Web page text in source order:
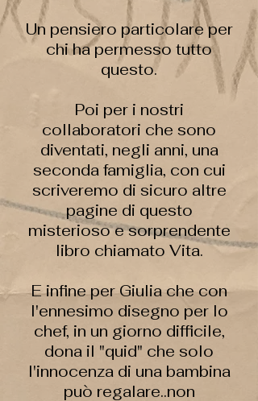
Un pensiero particolare per
chi ha permesso tutto
questo.
Poi per i nostri
collaboratori che sono
diventati, negli anni, una
seconda famiglia, con cui
scriveremo di sicuro altre
pagine di questo
misterioso e sorprendente
libro chiamato Vita.
E infine per Giulia che con
l'ennesimo disegno per lo
chef, in un giorno difficile,
dona il "quid" che solo
l'innocenza di una bambina
può regalare..non